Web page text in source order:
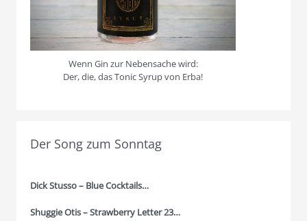
Wenn Gin zur Nebensache wird:
Der, die, das Tonic Syrup von Erba!
Der Song zum Sonntag
Dick Stusso – Blue Cocktails…
Shuggie Otis – Strawberry Letter 23…